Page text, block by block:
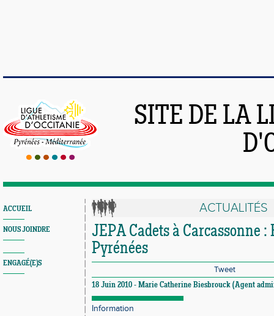
SITE DE LA
ACCUEIL
NOUS JOINDRE
ENGAGÉ(E)S
ACTUALITÉS
JEPA Cadets à Carcassonne
Pyrénées
Tweet
18 Juin 2010 - Marie Catherine Biesbrouck (Agent
Information